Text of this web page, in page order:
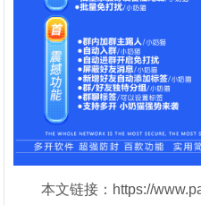
本文链接：https://